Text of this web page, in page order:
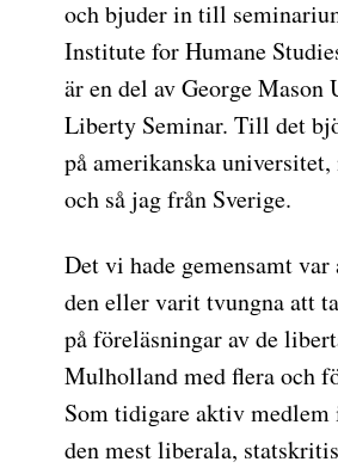
och bjuder in till
Institute for Humane
är en del av George
Liberty Seminar. Till det
på amerikanska
och så jag från Sverige.
Det vi hade gemensamt
den eller varit tvungna att
på föreläsningar av de
Mulholland med flera och
Som tidigare aktiv
den mest liberala,